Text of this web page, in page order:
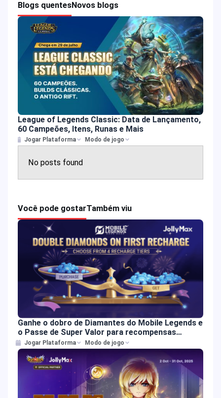
Blogs quentesNovos blogs
League of Legends Classic: Data de Lançamento,
60 Campeões, Itens, Runas e Mais
Jogar Plataforma Modo de jogo
No posts found
Você pode gostarTambém viu
Ganhe o dobro de Diamantes do Mobile Legends e
o Passe de Super Valor para recompensas
exclusivas no jogo
Jogar Plataforma Modo de jogo